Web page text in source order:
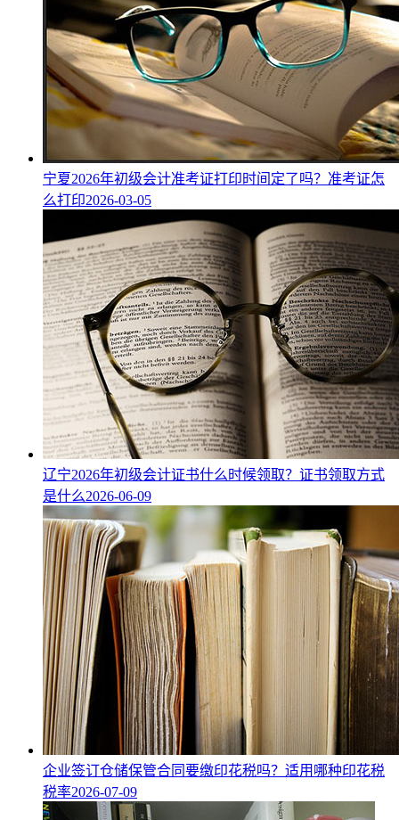
宁夏2026年初级会计准考证打印时间定了吗？准考证怎
么打印2026-03-05
辽宁2026年初级会计证书什么时候领取？证书领取方式
是什么2026-06-09
企业签订仓储保管合同要缴印花税吗？适用哪种印花税
税率2026-07-09